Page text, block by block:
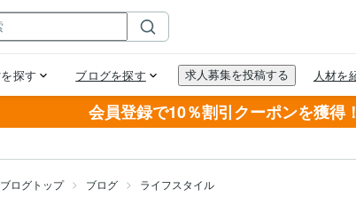
会員登録で10％割引クーポンを獲得！
ブログトップ ブログ ライフスタイル